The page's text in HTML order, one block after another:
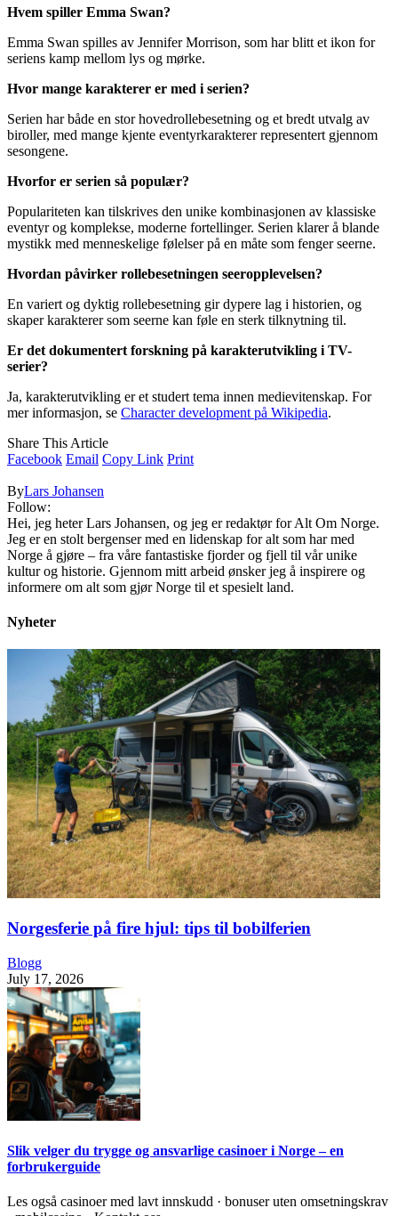
Hvem spiller Emma Swan?
Emma Swan spilles av Jennifer Morrison, som har blitt et ikon for
seriens kamp mellom lys og mørke.
Hvor mange karakterer er med i serien?
Serien har både en stor hovedrollebesetning og et bredt utvalg av
biroller, med mange kjente eventyrkarakterer representert gjennom
sesongene.
Hvorfor er serien så populær?
Populariteten kan tilskrives den unike kombinasjonen av klassiske
eventyr og komplekse, moderne fortellinger. Serien klarer å blande
mystikk med menneskelige følelser på en måte som fenger seerne.
Hvordan påvirker rollebesetningen seeropplevelsen?
En variert og dyktig rollebesetning gir dypere lag i historien, og
skaper karakterer som seerne kan føle en sterk tilknytning til.
Er det dokumentert forskning på karakterutvikling i TV-
serier?
Ja, karakterutvikling er et studert tema innen medievitenskap. For
mer informasjon, se Character development på Wikipedia.
Share This Article
Facebook Email Copy Link Print
ByLars Johansen
Follow:
Hei, jeg heter Lars Johansen, og jeg er redaktør for Alt Om Norge.
Jeg er en stolt bergenser med en lidenskap for alt som har med
Norge å gjøre – fra våre fantastiske fjorder og fjell til vår unike
kultur og historie. Gjennom mitt arbeid ønsker jeg å inspirere og
informere om alt som gjør Norge til et spesielt land.
Nyheter
Norgesferie på fire hjul: tips til bobilferien
Blogg
July 17, 2026
Slik velger du trygge og ansvarlige casinoer i Norge – en
forbrukerguide
Les også casinoer med lavt innskudd · bonuser uten omsetningskrav